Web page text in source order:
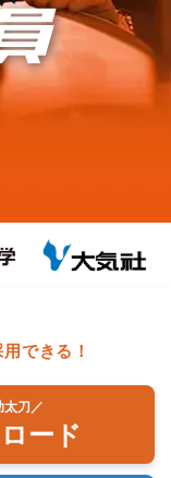
できる！
太刀／
ード